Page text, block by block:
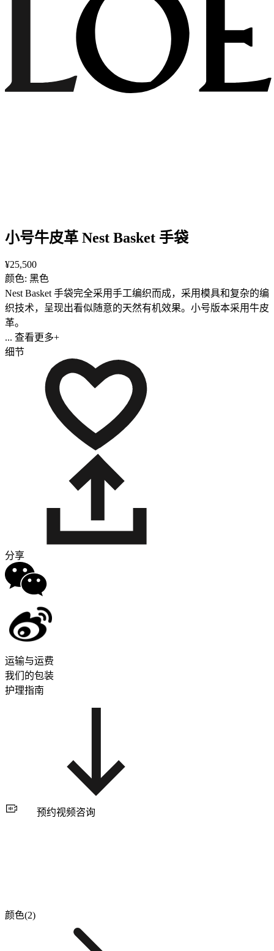
小号牛皮革 Nest Basket 手袋
¥25,500
颜色: 黑色
Nest Basket 手袋完全采用手工编织而成，采用模具和复杂的编
织技术，呈现出看似随意的天然有机效果。小号版本采用牛皮
革。
... 查看更多+
细节
分享
运输与运费
我们的包装
护理指南
预约视频咨询
颜色(2)